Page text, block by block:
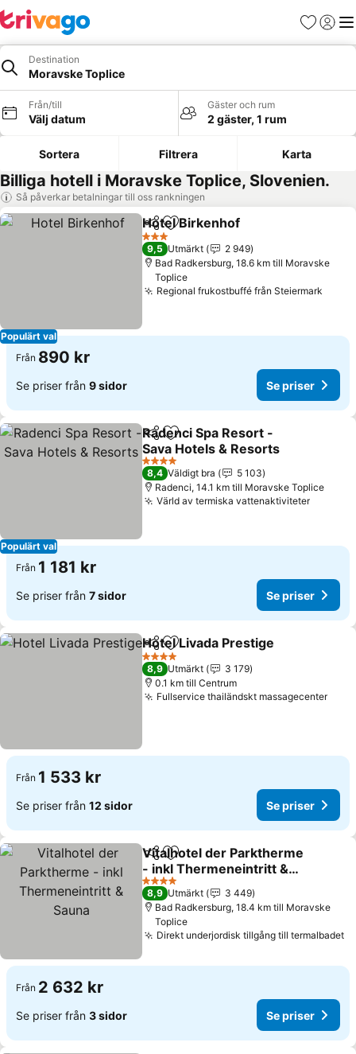
Favoriter
Logga
Destination
Moravske Toplice
Från/till
Välj datum
Gäster och rum
2 gäster, 1 rum
Sortera Filtrera Karta
Billiga hotell i Moravske Toplice, Slovenien.
Så påverkar betalningar till oss rankningen
Populärt val
Dela Lägg till i Mina Favoriter
Hotel Birkenhof
3 Stjärnor
9,5 Utmärkt
2 949
Bad Radkersburg, 18.6 km till Moravske
Toplice
Regional frukostbuffé från Steiermark
Från 890 kr
Se priser från 9 sidor Se priser
Populärt val
Dela Lägg till i Mina Favoriter
Radenci Spa Resort -
Sava Hotels & Resorts
Se priser
4 Stjärnor
8,4 Väldigt bra
5 103
Radenci, 14.1 km till Moravske Toplice
Värld av termiska vattenaktiviteterSe
Från 1 181 kr
Se priser från 7 sidor Se priser
Dela Lägg till i Mina Favoriter
Hotel Livada Prestige
4 Stjärnor
8,9 Utmärkt
3 179
0.1 km till Centrum
Fullservice thailändskt massagecenterSe
Från 1 533 kr
Se priser från 12 sidor Se priser
Dela Lägg till i Mina Favoriter
Vitalhotel der Parktherme
- inkl Thermeneintritt &
Sauna
Se priser
4 Stjärnor
8,9 Utmärkt
3 449
Bad Radkersburg, 18.4 km till Moravske
Toplice
Direkt underjordisk tillgång till termalbadet
Från 2 632 kr
Se priser från 3 sidor Se priser